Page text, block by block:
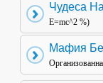
Чудеса
E=mc^2 %)
Мафия